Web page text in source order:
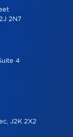
2N7
4
J2K 2X2